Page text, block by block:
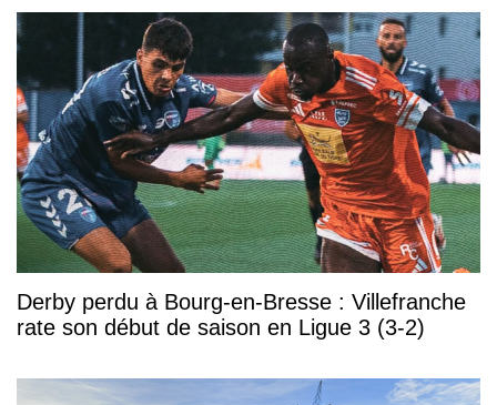
Derby perdu à Bourg-en-Bresse : Villefranche
rate son début de saison en Ligue 3 (3-2)